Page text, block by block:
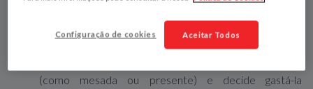
Ideias para ensinar a gratificação imediata:
Comprar um doce ou pequenas guloseimas com a
(como mesada ou presente) e decide gastá-la
Aceitar Todos
Configuração de cookies